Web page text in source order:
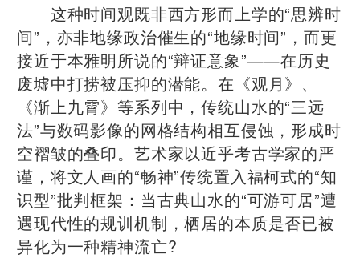
这种时间观既非西方形而上学的“思辨时
间”，亦非地缘政治催生的“地缘时间”，而更
接近于本雅明所说的“辩证意象”——在历史
废墟中打捞被压抑的潜能。在《观月》、
《渐上九霄》等系列中，传统山水的“三远
法”与数码影像的网格结构相互侵蚀，形成时
空褶皱的叠印。艺术家以近乎考古学家的严
谨，将文人画的“畅神”传统置入福柯式的“知
识型”批判框架：当古典山水的“可游可居”遭
遇现代性的规训机制，栖居的本质是否已被
异化为一种精神流亡?